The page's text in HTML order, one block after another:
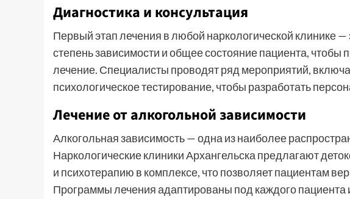
Диагностика и консультация
Первый этап лечения в любой наркологической клинике
степень зависимости и общее состояние пациента,
лечение. Специалисты проводят ряд мероприятий,
психологическое тестирование, чтобы разработать
Лечение от алкогольной зависимости
Алкогольная зависимость — одна из наиболее
Наркологические клиники Архангельска предлагают
и психотерапию в комплексе, что позволяет пациентам
Программы лечения адаптированы под каждого пациента